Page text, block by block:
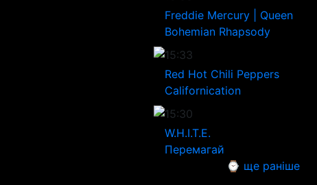
Freddie Mercury | Queen
Bohemian Rhapsody
15:33
Red Hot Chili Peppers
Californication
15:30
W.H.I.T.E.
Перемагай
⌚ ще раніше